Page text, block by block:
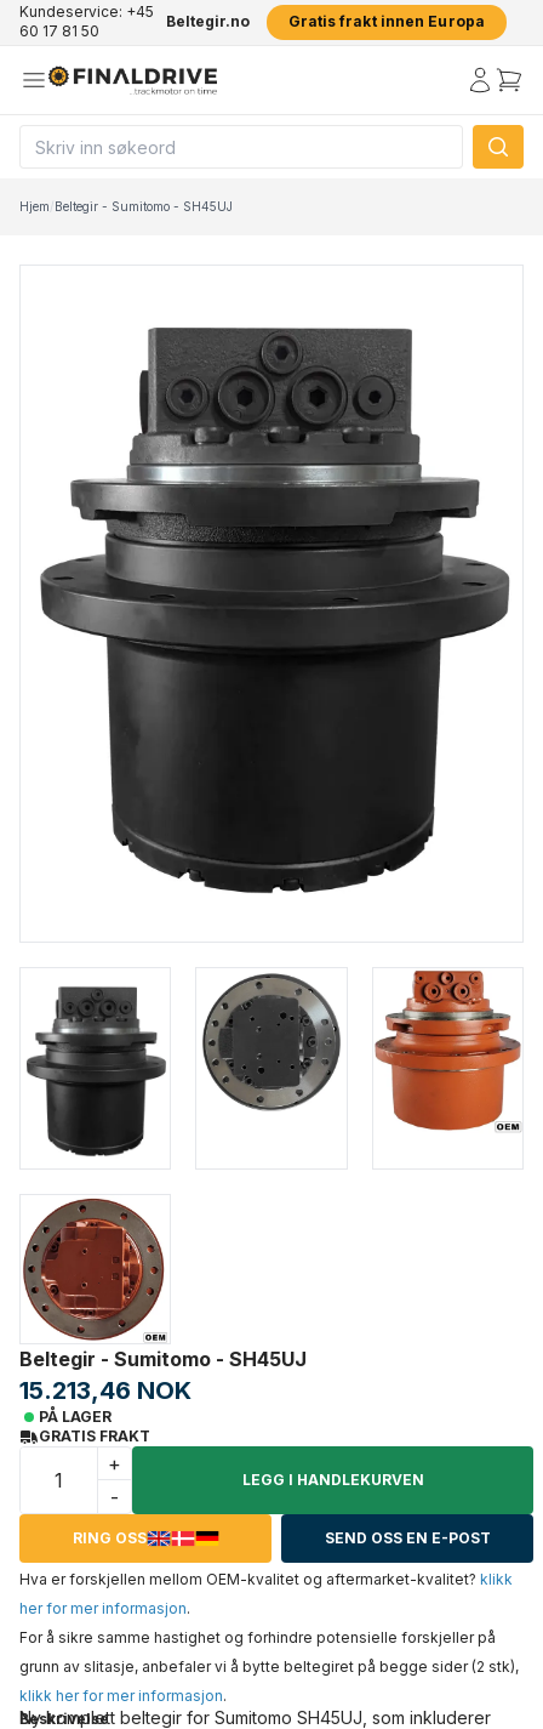
Kundeservice: +45
60 17 81 50
Beltegir.no Gratis frakt innen Europa
Hjem/Beltegir - Sumitomo - SH45UJ
Beltegir - Sumitomo - SH45UJ
15.213,46 NOK
PÅ LAGER
GRATIS FRAKT
+
-
LEGG I HANDLEKURVEN
RING OSS SEND OSS EN E-POST
Hva er forskjellen mellom OEM-kvalitet og aftermarket-kvalitet? klikk
her for mer informasjon.
For å sikre samme hastighet og forhindre potensielle forskjeller på
grunn av slitasje, anbefaler vi å bytte beltegiret på begge sider (2 stk),
klikk her for mer informasjon.
Beskrivelse
Ny komplett beltegir for Sumitomo SH45UJ, som inkluderer